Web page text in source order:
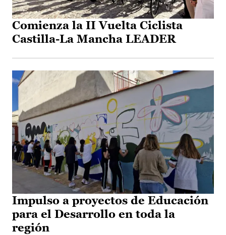
Comienza la II Vuelta Ciclista
Castilla-La Mancha LEADER
Impulso a proyectos de Educación
para el Desarrollo en toda la
región